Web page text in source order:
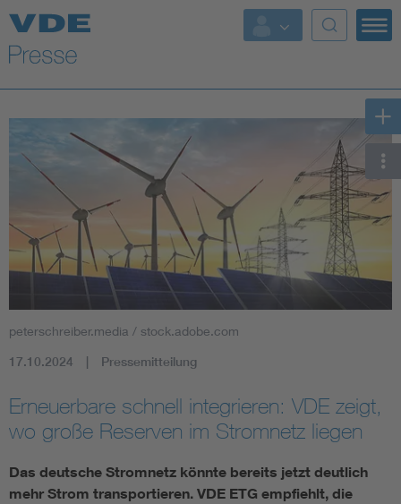
Top Themen
Fokusthemen
Energy
AI & Digital Trust
Health
Assisted Living
Electromobility
peterschreiber.media / stock.adobe.com
17.10.2024 Pressemitteilung
Erneuerbare schnell integrieren: VDE zeigt,
wo große Reserven im Stromnetz liegen
Das deutsche Stromnetz könnte bereits jetzt deutlich
mehr Strom transportieren. VDE ETG empfiehlt, die